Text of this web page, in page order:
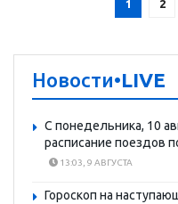
1 2
Новости•LIVE
С понедельника, 10
расписание поездов
13:03, 9 АВГУСТА
Гороскоп на